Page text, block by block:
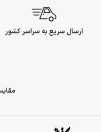
ارسال سریع به سراسر کشور